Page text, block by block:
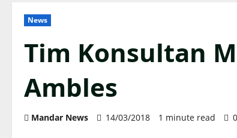
News
Tim Konsultan
Ambles
Mandar News 14/03/2018 1 minute read 0